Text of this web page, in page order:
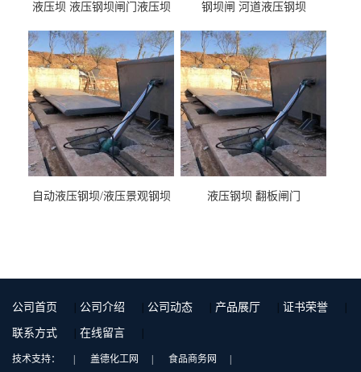
液压坝 液压钢坝闸门液压坝
钢坝闸 河道液压钢坝
自动液压钢坝/液压景观钢坝 液压钢坝 翻板闸门
公司首页 公司介绍 公司动态 产品展厅 证书荣誉
联系方式 在线留言
技术支持： 盖德化工网 食品商务网